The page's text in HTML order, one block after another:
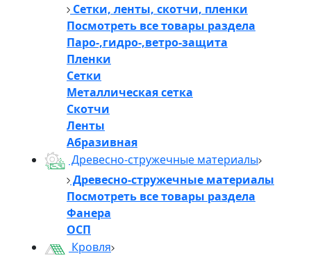
Сетки, ленты, скотчи, пленки
Посмотреть все товары раздела
Паро-,гидро-,ветро-защита
Пленки
Сетки
Металлическая сетка
Скотчи
Ленты
Абразивная
Древесно-стружечные материалы
Древесно-стружечные материалы
Посмотреть все товары раздела
Фанера
ОСП
Кровля